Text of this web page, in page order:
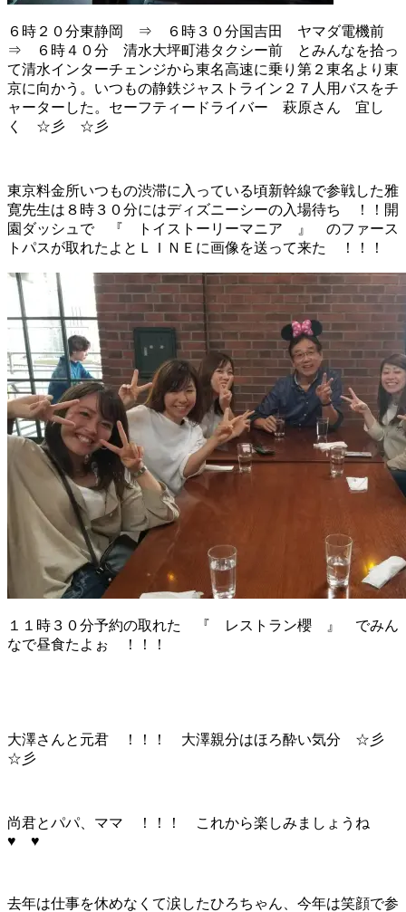
６時２０分東静岡 ⇒ ６時３０分国吉田 ヤマダ電機前
⇒ ６時４０分 清水大坪町港タクシー前 とみんなを拾っ
て清水インターチェンジから東名高速に乗り第２東名より東
京に向かう。いつもの静鉄ジャストライン２７人用バスをチ
ャーターした。セーフティードライバー 萩原さん 宜し
く ☆彡 ☆彡
東京料金所いつもの渋滞に入っている頃新幹線で参戦した雅
寛先生は８時３０分にはディズニーシーの入場待ち ！！開
園ダッシュで 『 トイストーリーマニア 』 のファース
トパスが取れたよとＬＩＮＥに画像を送って来た ！！！
１１時３０分予約の取れた 『 レストラン櫻 』 でみん
なで昼食たよぉ ！！！
大澤さんと元君 ！！！ 大澤親分はほろ酔い気分 ☆彡
☆彡
尚君とパパ、ママ ！！！ これから楽しみましょうね
♥ ♥
去年は仕事を休めなくて涙したひろちゃん、今年は笑顔で参